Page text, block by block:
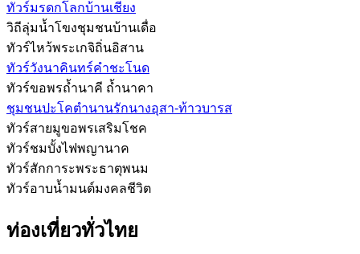
ทัวร์มรดกโลกบ้านเชียง
วิถีลุ่มน้ำโขงชุมชนบ้านเดื่อ
ทัวร์ไหว้พระเกจิถิ่นอิสาน
ทัวร์วังนาคินทร์คำชะโนด
ทัวร์ขอพรถ้ำนาคี ถ้ำนาคา
ชุมชนปะโคตำนานรักนางอุสา-ท้าวบารส
ทัวร์สายมูขอพรเสริมโชค
ทัวร์ชมบั้งไฟพญานาค
ทัวร์สักการะพระธาตุพนม
ทัวร์อาบน้ำมนต์มงคลชีวิต
ท่องเที่ยวทั่วไทย